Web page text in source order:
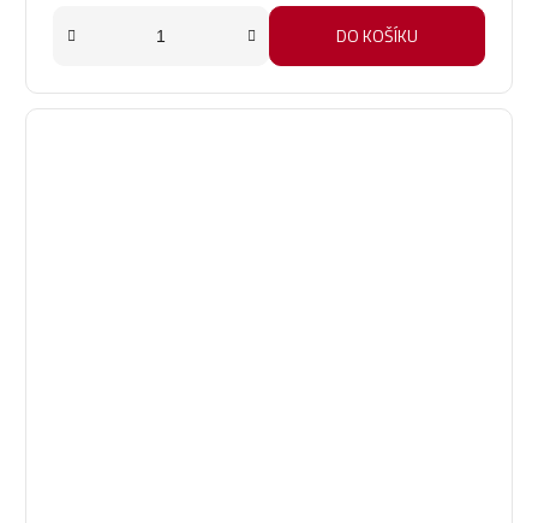
DO KOŠÍKU